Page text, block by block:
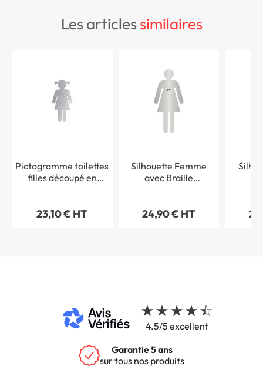
les articlessimilaires
Pictogramme toilettes
filles découpé en
23,10 € HT
Silhouette Femme
avec Braille
24,90 € HT
4.5/5 excellent
Garantie 5 ans
sur tous nos produits